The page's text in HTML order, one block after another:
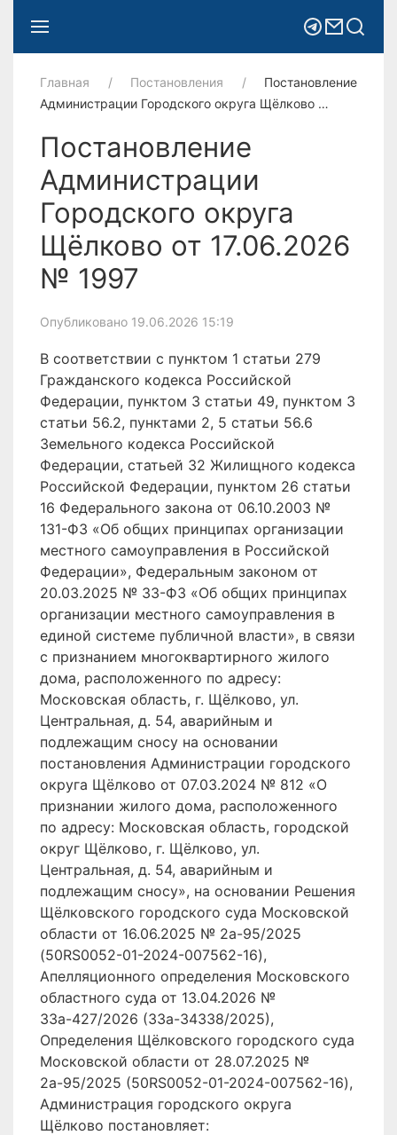
Главная Постановления
Постановление
Администрации Городского округа Щёлково …
Постановление
Администрации
Городского округа
Щёлково от 17.06.2026
№ 1997
Опубликовано 19.06.2026 15:19
В соответствии с пунктом 1 статьи 279
Гражданского кодекса Российской
Федерации, пунктом 3 статьи 49, пунктом 3
статьи 56.2, пунктами 2, 5 статьи 56.6
Земельного кодекса Российской
Федерации, статьей 32 Жилищного кодекса
Российской Федерации, пунктом 26 статьи
16 Федерального закона от 06.10.2003 №
131-ФЗ «Об общих принципах организации
местного самоуправления в Российской
Федерации», Федеральным законом от
20.03.2025 № 33-ФЗ «Об общих принципах
организации местного самоуправления в
единой системе публичной власти», в связи
с признанием многоквартирного жилого
дома, расположенного по адресу:
Московская область, г. Щёлково, ул.
Центральная, д. 54, аварийным и
подлежащим сносу на основании
постановления Администрации городского
округа Щёлково от 07.03.2024 № 812 «О
признании жилого дома, расположенного
по адресу: Московская область, городской
округ Щёлково, г. Щёлково, ул.
Центральная, д. 54, аварийным и
подлежащим сносу», на основании Решения
Щёлковского городского суда Московской
области от 16.06.2025 № 2а-95/2025
(50RS0052-01-2024-007562-16),
Апелляционного определения Московского
областного суда от 13.04.2026 №
33а-427/2026 (33а-34338/2025),
Определения Щёлковского городского суда
Московской области от 28.07.2025 №
2а-95/2025 (50RS0052-01-2024-007562-16),
Администрация городского округа
Щёлково постановляет: